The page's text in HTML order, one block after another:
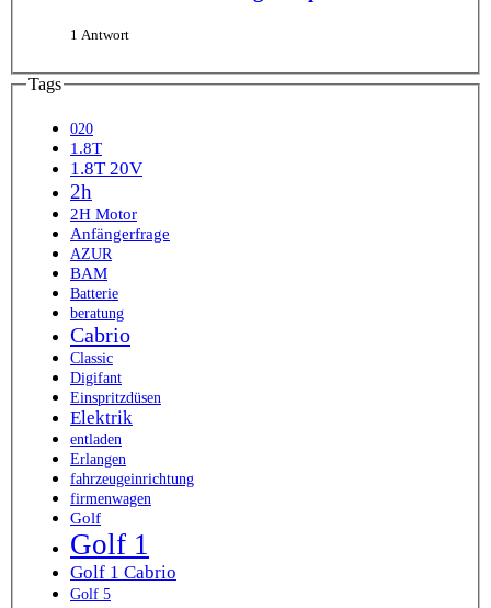
1 Antwort
Tags
020
1.8T
1.8T 20V
2h
2H Motor
Anfängerfrage
AZUR
BAM
Batterie
beratung
Cabrio
Classic
Digifant
Einspritzdüsen
Elektrik
entladen
Erlangen
fahrzeugeinrichtung
firmenwagen
Golf
Golf 1
Golf 1 Cabrio
Golf 5